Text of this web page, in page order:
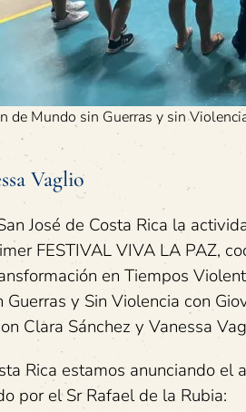
de Mundo sin Guerras y sin
Vaglio
José de Costa Rica la
FESTIVAL VIVA LA PAZ,
en Tiempos
Guerras y Sin Violencia con
Clara Sánchez y Vanessa
Rica estamos anunciando el
por el Sr Rafael de la Rubia: